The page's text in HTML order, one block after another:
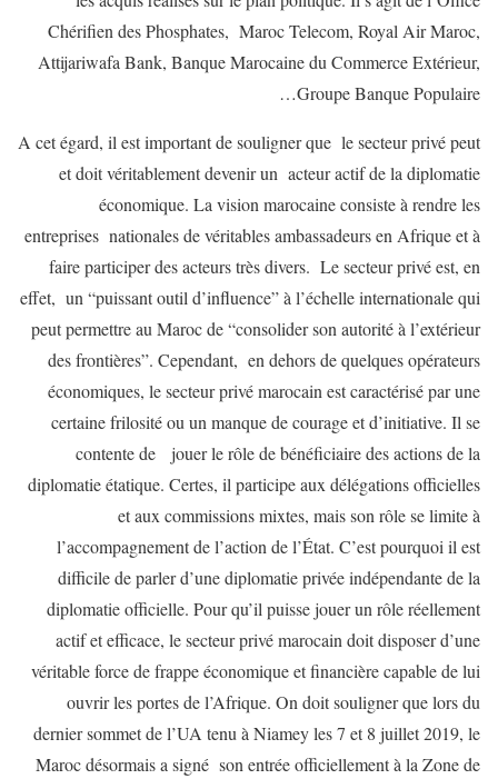
Chérifien des Phosphates, Maroc Telecom, Royal Air Maroc,
Attijariwafa Bank, Banque Marocaine du Commerce Extérieur,
Groupe Banque Populaire…
A cet égard, il est important de souligner que le secteur privé peut
et doit véritablement devenir un acteur actif de la diplomatie
économique. La vision marocaine consiste à rendre les
entreprises nationales de véritables ambassadeurs en Afrique et à
faire participer des acteurs très divers. Le secteur privé est, en
effet, un “puissant outil d’influence” à l’échelle internationale qui
peut permettre au Maroc de “consolider son autorité à l’extérieur
des frontières”. Cependant, en dehors de quelques opérateurs
économiques, le secteur privé marocain est caractérisé par une
certaine frilosité ou un manque de courage et d’initiative. Il se
contente de jouer le rôle de bénéficiaire des actions de la
diplomatie étatique. Certes, il participe aux délégations officielles
et aux commissions mixtes, mais son rôle se limite à
l’accompagnement de l’action de l’État. C’est pourquoi il est
difficile de parler d’une diplomatie privée indépendante de la
diplomatie officielle. Pour qu’il puisse jouer un rôle réellement
actif et efficace, le secteur privé marocain doit disposer d’une
véritable force de frappe économique et financière capable de lui
ouvrir les portes de l’Afrique. On doit souligner que lors du
dernier sommet de l’UA tenu à Niamey les 7 et 8 juillet 2019, le
Maroc désormais a signé son entrée officiellement à la Zone de